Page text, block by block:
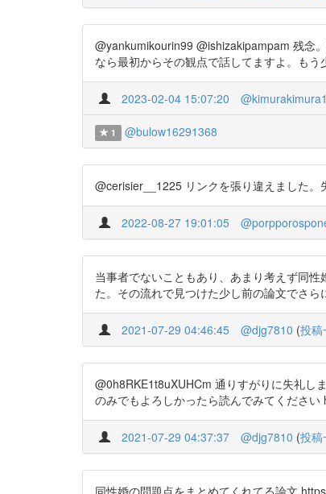
@yankumikourin99 @ishizakipampam 残念
なら最初からその観点で話してますよ。も
2023-02-04 15:07:20
1 @bulow16291368
@cerisier__1225 リンクを張り違えました
2022-08-27 19:01:05
当事者でないこともあり、あまり考えず同
た。その流れで見つけた少し前の論文でさ
2021-07-29 04:46:45 @djg7810 (投稿
@0h8RKE1t8uXUHCm 通りすがりに失礼し
のみでもよろしかったら読んでみてくださ
2021-07-29 04:37:37 @djg7810 (投稿
同性婚の問題点をまとめてくれてる論文